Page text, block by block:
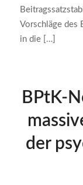
Vorschläge des
in die […]
BPtK-
der